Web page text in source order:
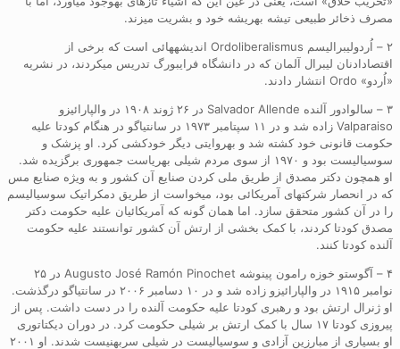
مصرف ذخائر طبیعی تیشه بهریشه خود و بشریت میزند.
۲ – اُردولیبرالیسم Ordoliberalismus اندیشههائی است که برخی از
اقتصادادنان لیبرال آلمان که در دانشگاه فرایبورگ تدریس میکردند، در نشریه
«اُردو» Ordo انتشار دادند.
۳ – سالوادور آلنده Salvador Allende در ۲۶ ژوند ۱۹۰۸ در والپارائیزو
Valparaiso زاده شد و در ۱۱ سپتامبر ۱۹۷۳ در سانتیاگو در هنگام کودتا علیه
حکومت قانونی خود کشته شد و بهروایتی دیگر خودکشی کرد. او پزشک و
سوسیالیست بود و ۱۹۷۰ از سوی مردم شیلی بهریاست جمهوری برگزیده شد.
او همچون دکتر مصدق از طریق ملی کردن صنایع آن کشور و به ویژه صنایع مس
که در انحصار شرکتهای آمریکائی بود، میخواست از طریق دمکراتیک سوسیالیسم
را در آن کشور متحقق سازد. اما همان گونه که آمریکائیان علیه حکومت دکتر
مصدق کودتا کردند، با کمک بخشی از ارتش آن کشور توانستند علیه حکومت
آلنده کودتا کنند.
۴ – آگوستو خوزه رامون پینوشه Augusto José Ramón Pinochet در ۲۵
نوامبر ۱۹۱۵ در والپارائیزو زاده شد و در ۱۰ دسامبر ۲۰۰۶ در سانتیاگو درگذشت.
او ژنرال ارتش بود و رهبری کودتا علیه حکومت آلنده را در دست داشت. پس از
پیروزی کودتا ۱۷ سال با کمک ارتش بر شیلی حکومت کرد. در دوران دیکتاتوری
او بسیاری از مبارزین آزادی و سوسیالیست در شیلی سربهنیست شدند. او ۲۰۰۱